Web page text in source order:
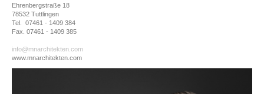
Ehrenbergstraße 18
78532 Tuttlingen
Tel. 07461 - 1409 384
Fax. 07461 - 1409 385
info@mnarchitekten.com
www.mnarchitekten.com